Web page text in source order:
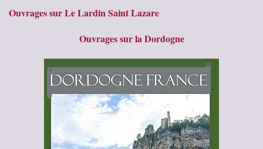
Ouvrages sur Le Lardin Saint Lazare
Ouvrages sur la Dordogne